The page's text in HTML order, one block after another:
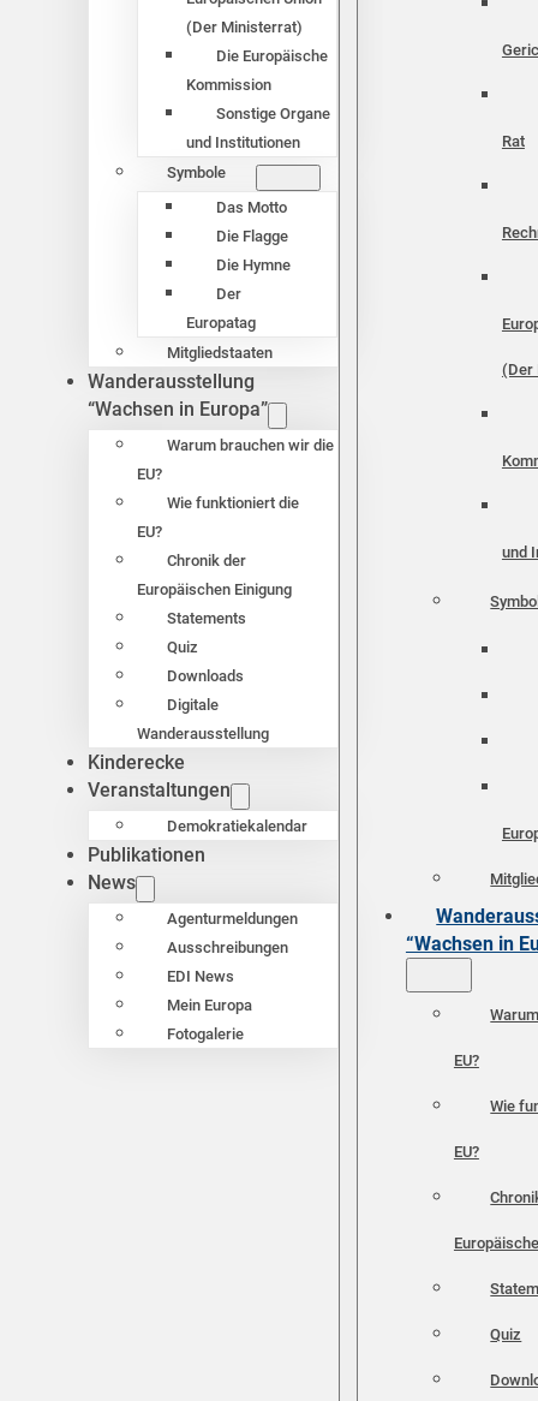
(Der Ministerrat)
Die Europäische
Kommission
Sonstige Organe
und Institutionen
Symbole
Das Motto
Die Flagge
Die Hymne
Der
Europatag
Mitgliedstaaten
Wanderausstellung
“Wachsen in Europa”
Warum brauchen wir die
EU?
Wie funktioniert die
EU?
Chronik der
Europäischen Einigung
Statements
Quiz
Downloads
Digitale
Wanderausstellung
Kinderecke
Veranstaltungen
Demokratiekalendar
Publikationen
News
Agenturmeldungen
Ausschreibungen
EDI News
Mein Europa
Fotogalerie
Rat
(Der
und
“Wachsen in
EU?
Wie
EU?
Quiz